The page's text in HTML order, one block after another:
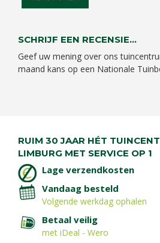
SCHRIJF EEN RECENSIE...
Geef uw mening over ons
maand kans op een Nationale
RUIM 30 JAAR HÉT
LIMBURG MET SERVICE OP 1
Lage verzendkosten
Vandaag besteld
Volgende werkdag ophalen
Betaal veilig
met iDeal - Wero